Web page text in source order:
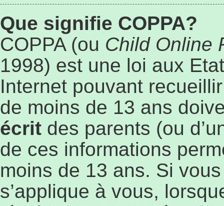
Que signifie COPPA?
COPPA (ou Child Online
1998) est une loi aux
Internet pouvant
de moins de 13 ans
écrit des parents (ou
de ces informations
moins de 13 ans. Si
s’applique à vous,